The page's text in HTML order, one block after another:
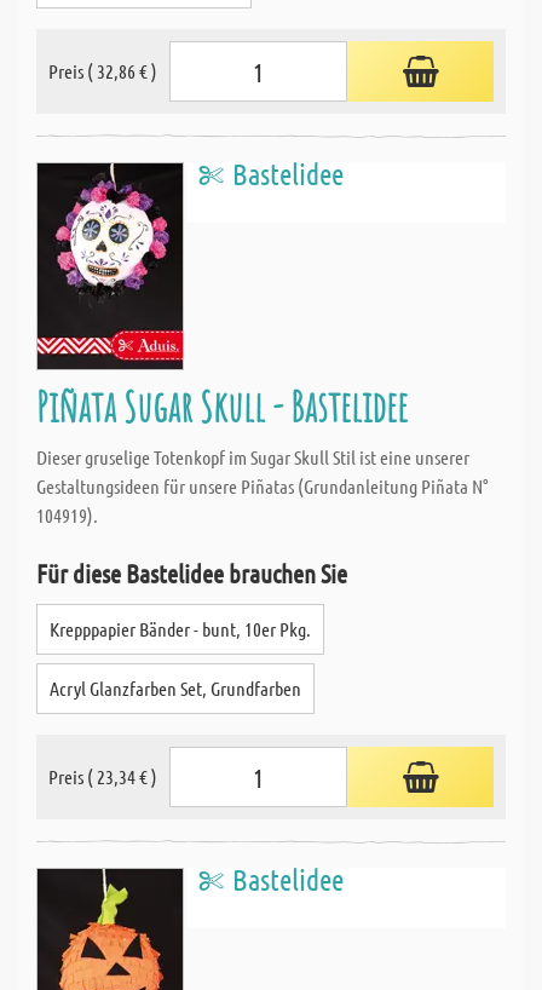
Preis ( 32,86 € )
Bastelidee
Piñata Sugar Skull - Bastelidee
Dieser gruselige Totenkopf im Sugar Skull Stil ist eine unserer
Gestaltungsideen für unsere Piñatas (Grundanleitung Piñata N°
104919).
Für diese Bastelidee brauchen Sie
Krepppapier Bänder - bunt, 10er Pkg.
Acryl Glanzfarben Set, Grundfarben
Preis ( 23,34 € )
Bastelidee